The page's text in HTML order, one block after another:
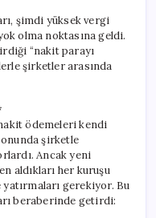
şimdi yüksek vergi
olma noktasına geldi.
“nakit parayı
şirketler arasında
ödemeleri kendi
şirketle
Ancak yeni
aldıkları her kuruşu
gerekiyor. Bu
beraberinde getirdi: